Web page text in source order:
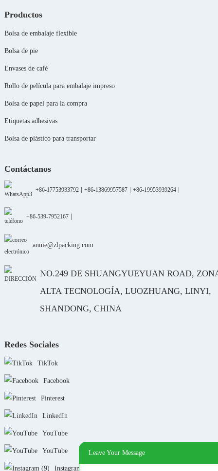
Productos
Bolsa de embalaje flexible
Bolsa de pie
Envases de café
Rollo de película para embalaje impreso
Bolsa de papel para la compra
Etiquetas adhesivas
Bolsa de plástico para transportar
Contáctanos
+86-17753933792| +86-13869957587| +86-19953939264|
+86-539-7952167|
annie@zlpacking.com
NO.249 DE SHUANGYUEYUAN ROAD,
ALTA TECNOLOGÍA, LUOZHUANG, LINYI,
SHANDONG, CHINA
Redes Sociales
TikTok
Facebook
Pinterest
LinkedIn
YouTube
YouTube
Instagram
Leave Your Message